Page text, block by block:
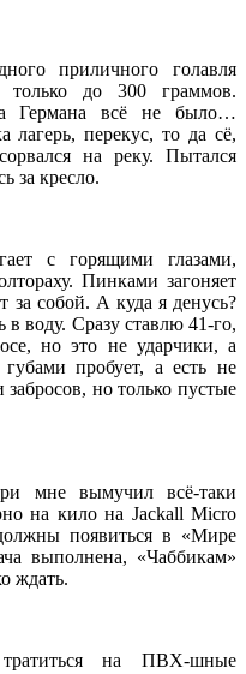
приличного голавля
только до 300 граммов.
а Германа всё не было…
лагерь, перекус, то да сё,
на реку. Пытался
за кресло.
с горящими глазами,
Пинками загоняет
собой. А куда я денусь?
воду. Сразу ставлю 41-го,
но это не ударчики, а
пробует, а есть не
но только пустые
мне вымучил всё-таки
на кило на Jackall Micro
появиться в «Мире
выполнена, «Чаббикам»
ждать.
на ПВХ-шные